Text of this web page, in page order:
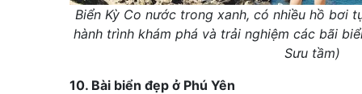
Biển Kỳ Co nước trong xanh, có nhiều hồ bơi
hành trình khám phá và trải nghiệm các bãi
Sưu tầm)
10. Bài biển đẹp ở Phú Yên